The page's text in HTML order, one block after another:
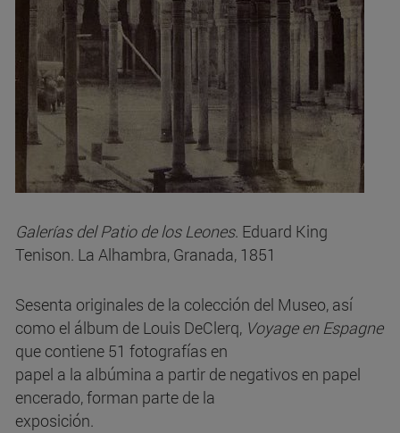
Galerías del Patio de los Leones. Eduard King
Tenison. La Alhambra, Granada, 1851
Sesenta originales de la colección del Museo, así
como el álbum de Louis DeClerq, Voyage en Espagne
que contiene 51 fotografías en
papel a la albúmina a partir de negativos en papel
encerado, forman parte de la
exposición.